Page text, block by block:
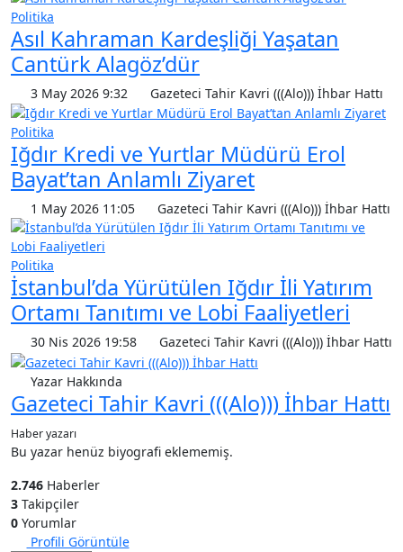
Politika
Asıl Kahraman Kardeşliği Yaşatan
Cantürk Alagöz’dür
3 May 2026 9:32 Gazeteci Tahir Kavri (((Alo))) İhbar Hattı
Politika
Iğdır Kredi ve Yurtlar Müdürü Erol
Bayat’tan Anlamlı Ziyaret
1 May 2026 11:05 Gazeteci Tahir Kavri (((Alo))) İhbar Hattı
Politika
İstanbul’da Yürütülen Iğdır İli Yatırım
Ortamı Tanıtımı ve Lobi Faaliyetleri
30 Nis 2026 19:58 Gazeteci Tahir Kavri (((Alo))) İhbar Hattı
Yazar Hakkında
Gazeteci Tahir Kavri (((Alo))) İhbar Hattı
Haber yazarı
Bu yazar henüz biyografi eklememiş.
2.746 Haberler
3 Takipçiler
0 Yorumlar
Profili Görüntüle